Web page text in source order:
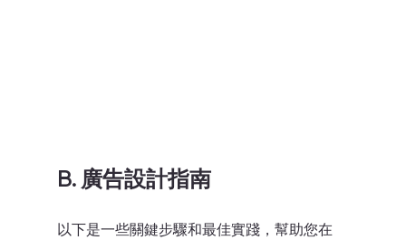
B. 廣告設計指南
以下是一些關鍵步驟和最佳實踐，幫助您在